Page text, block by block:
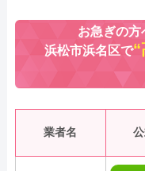
お急ぎの
浜松市浜名区で“
業者名